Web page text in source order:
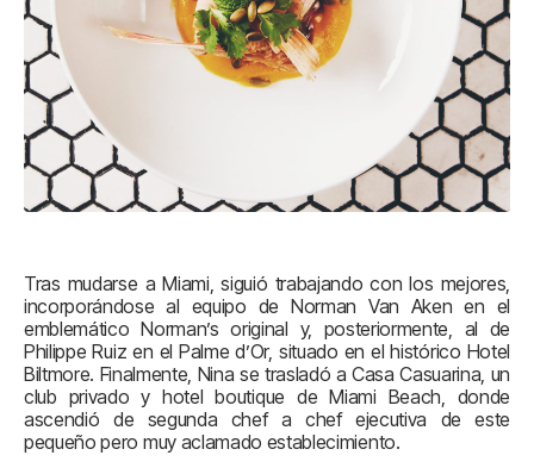
Tras mudarse a Miami, siguió trabajando con los mejores,
incorporándose al equipo de Norman Van Aken en el
emblemático Norman’s original y, posteriormente, al de
Philippe Ruiz en el Palme d’Or, situado en el histórico Hotel
Biltmore. Finalmente, Nina se trasladó a Casa Casuarina, un
club privado y hotel boutique de Miami Beach, donde
ascendió de segunda chef a chef ejecutiva de este
pequeño pero muy aclamado establecimiento.